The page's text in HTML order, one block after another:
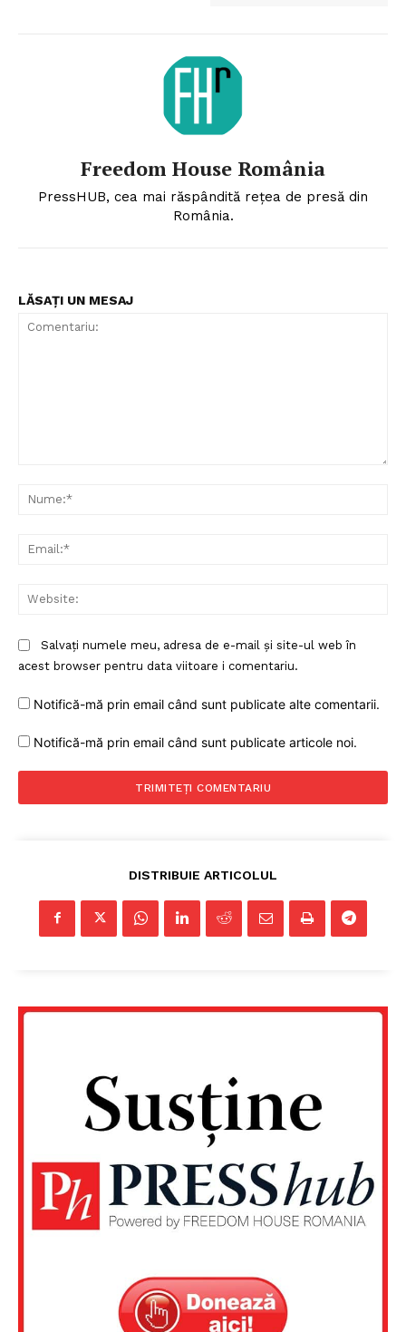
Freedom House România
PressHUB, cea mai răspândită rețea de presă din
România.
LĂSAȚI UN MESAJ
Salvați numele meu, adresa de e-mail și site-ul web în
acest browser pentru data viitoare i comentariu.
Notifică-mă prin email când sunt publicate alte comentarii.
Notifică-mă prin email când sunt publicate articole noi.
DISTRIBUIE ARTICOLUL